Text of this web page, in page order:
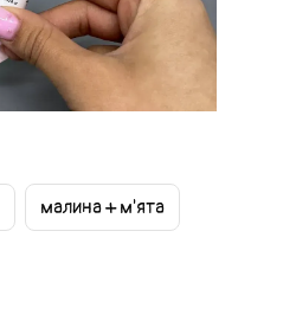
малина + м'ята